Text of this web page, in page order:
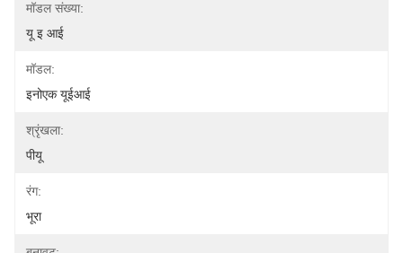
मॉडल संख्या:
यू इ आई
मॉडल:
इनोएक यूईआई
श्रृंखला:
पीयू
रंग:
भूरा